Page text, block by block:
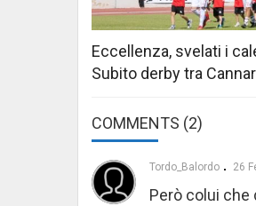
Eccellenza, svelati i
Subito derby tra
COMMENTS (2)
Tordo_Balordo 26
Però colui